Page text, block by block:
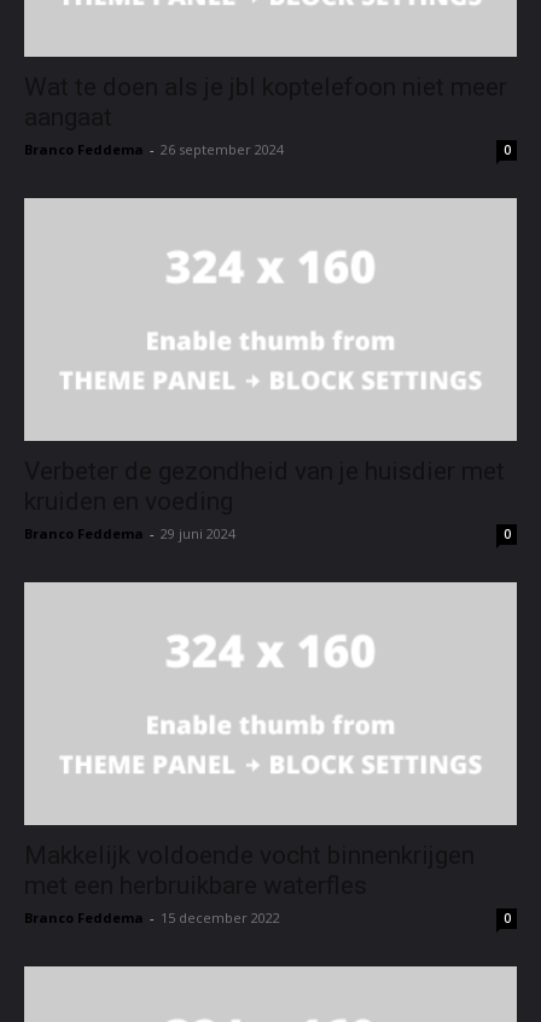
Branco Feddema - 26 september 2024 0
Branco Feddema - 29 juni 2024 0
Branco Feddema - 15 december 2022 0